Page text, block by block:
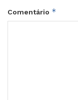
Comentário *